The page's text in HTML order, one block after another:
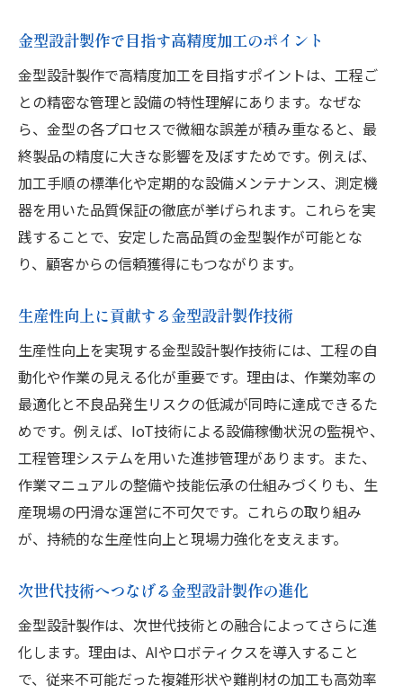
金型設計製作で目指す高精度加工のポイント
金型設計製作で高精度加工を目指すポイントは、工程ご
との精密な管理と設備の特性理解にあります。なぜな
ら、金型の各プロセスで微細な誤差が積み重なると、最
終製品の精度に大きな影響を及ぼすためです。例えば、
加工手順の標準化や定期的な設備メンテナンス、測定機
器を用いた品質保証の徹底が挙げられます。これらを実
践することで、安定した高品質の金型製作が可能とな
り、顧客からの信頼獲得にもつながります。
生産性向上に貢献する金型設計製作技術
生産性向上を実現する金型設計製作技術には、工程の自
動化や作業の見える化が重要です。理由は、作業効率の
最適化と不良品発生リスクの低減が同時に達成できるた
めです。例えば、IoT技術による設備稼働状況の監視や、
工程管理システムを用いた進捗管理があります。また、
作業マニュアルの整備や技能伝承の仕組みづくりも、生
産現場の円滑な運営に不可欠です。これらの取り組み
が、持続的な生産性向上と現場力強化を支えます。
次世代技術へつなげる金型設計製作の進化
金型設計製作は、次世代技術との融合によってさらに進
化します。理由は、AIやロボティクスを導入すること
で、従来不可能だった複雑形状や難削材の加工も高効率